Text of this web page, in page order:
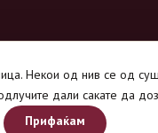
Некои од нив се од
дали сакате да
Прифаќам